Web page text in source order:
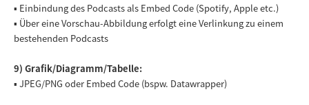
▪ Einbindung des Podcasts als Embed Code (Spotify, Apple etc.)
▪ Über eine Vorschau-Abbildung erfolgt eine Verlinkung zu einem
bestehenden Podcasts
9) Grafik/Diagramm/Tabelle:
▪ JPEG/PNG oder Embed Code (bspw. Datawrapper)